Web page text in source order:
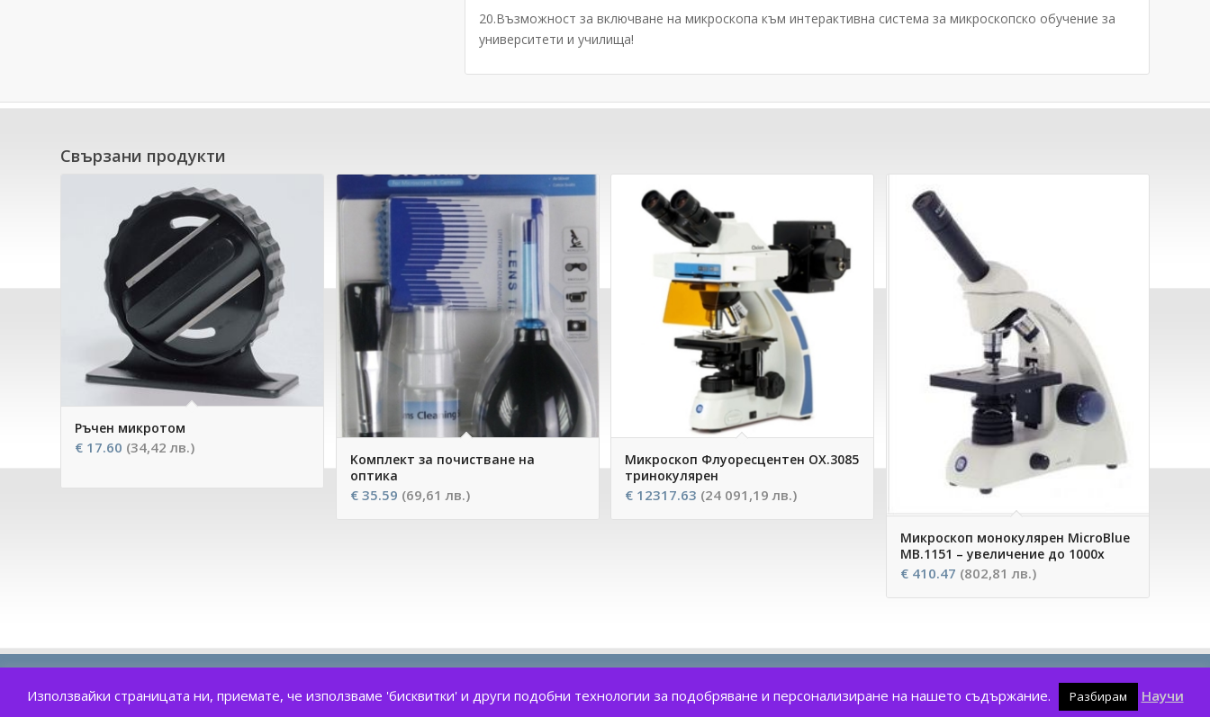
20.Възможност за включване на микроскопа към интерактивна система за микроскопско обучение за
университети и училища!
Свързани продукти
Ръчен микротом
€ 17.60 (34,42 лв.)
Kомплект за почистване на
оптика
€35.59 (69,61 лв.)
Микроскоп Флуоресцентен ОХ.3085
тринокулярен
€ 12317.63 (24 091,19 лв.)
Микроскоп монокулярен MicroBlue
MB.1151 – увеличение до 1000х
€410.47 (802,81 лв.)
Използвайки страницата ни, приемате, че използваме 'бисквитки' и други подобни технологии за подобряване и персонализиране на нашето съдържание. Разбирам
Научи